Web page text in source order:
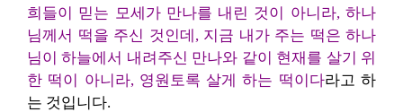
희들이 믿는 모세가 만나를 내린 것이 아니라, 하나
님께서 떡을 주신 것인데, 지금 내가 주는 떡은 하나
님이 하늘에서 내려주신 만나와 같이 현재를 살기 위
한 떡이 아니라, 영원토록 살게 하는 떡이다라고 하
는 것입니다.